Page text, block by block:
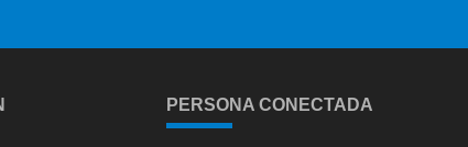
PERSONA CONECTADA